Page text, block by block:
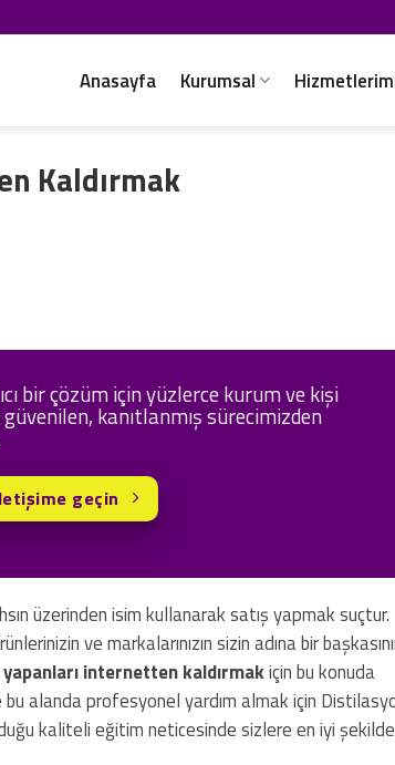
Anasayfa Kurumsal
Kaldırmak
bir çözüm için yüzlerce kurum ve kişi
kanıtlanmış sürecimizden
geçin
üzerinden isim kullanarak satış yapmak suçtur.
ve markalarınızın sizin adına bir
internetten kaldırmakiçin bu konuda
alanda profesyonel yardım almak için
kaliteli eğitim neticesinde sizlere en iyi şekilde